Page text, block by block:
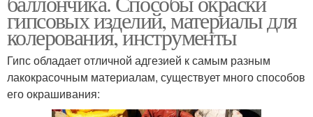
гипсовых изделий, материалы для
колерования, инструменты
Гипс обладает отличной адгезией к самым разным
лакокрасочным материалам, существует много способов
его окрашивания: